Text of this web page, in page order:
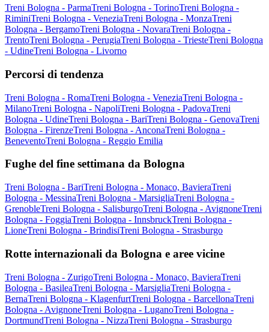
Treni Bologna - ParmaTreni Bologna - TorinoTreni Bologna -
RiminiTreni Bologna - VeneziaTreni Bologna - MonzaTreni
Bologna - BergamoTreni Bologna - NovaraTreni Bologna -
TrentoTreni Bologna - PerugiaTreni Bologna - TriesteTreni Bologna
- UdineTreni Bologna - Livorno
Percorsi di tendenza
Treni Bologna - RomaTreni Bologna - VeneziaTreni Bologna -
MilanoTreni Bologna - NapoliTreni Bologna - PadovaTreni
Bologna - UdineTreni Bologna - BariTreni Bologna - GenovaTreni
Bologna - FirenzeTreni Bologna - AnconaTreni Bologna -
BeneventoTreni Bologna - Reggio Emilia
Fughe del fine settimana da Bologna
Treni Bologna - BariTreni Bologna - Monaco, BavieraTreni
Bologna - MessinaTreni Bologna - MarsigliaTreni Bologna -
GrenobleTreni Bologna - SalisburgoTreni Bologna - AvignoneTreni
Bologna - FoggiaTreni Bologna - InnsbruckTreni Bologna -
LioneTreni Bologna - BrindisiTreni Bologna - Strasburgo
Rotte internazionali da Bologna e aree vicine
Treni Bologna - ZurigoTreni Bologna - Monaco, BavieraTreni
Bologna - BasileaTreni Bologna - MarsigliaTreni Bologna -
BernaTreni Bologna - KlagenfurtTreni Bologna - BarcellonaTreni
Bologna - AvignoneTreni Bologna - LuganoTreni Bologna -
DortmundTreni Bologna - NizzaTreni Bologna - Strasburgo